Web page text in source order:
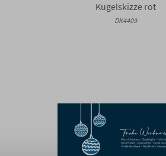
Kugelskizze rot
DK4409